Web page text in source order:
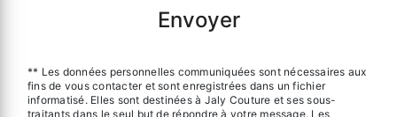
Envoyer
** Les données personnelles communiquées sont nécessaires aux
fins de vous contacter et sont enregistrées dans un fichier
informatisé. Elles sont destinées à Jaly Couture et ses sous-
traitants dans le seul but de répondre à votre message. Les